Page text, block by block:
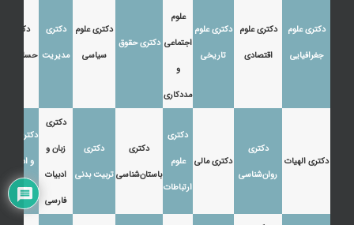
دکتری علوم
جغرافیایی
دکتری علوم
اقتصادی
دکتری علوم
تاریخی
علوم
اجتماعی
و
مددکاری
دکتری حقوق
دکتری علوم
سیاسی
دکتری
مدیریت
دکتری
حسابداری
دکتری الهیات
دکتری
روان‌شناسی
دکتری مالی
دکتری
علوم
ارتباطات
دکتری
باستان‌شناسی
دکتری
تربیت بدنی
دکتری
زبان و
ادبیات
فارسی
دکتری زبان
و ادبیات
عرب